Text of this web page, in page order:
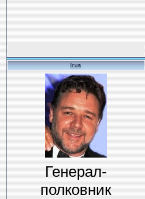
Irus
Генерал-
полковник